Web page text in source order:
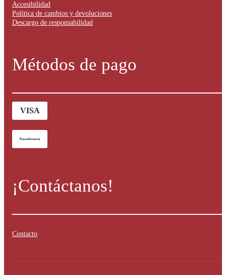
Accesibilidad
Política de cambios y devoluciones
Descargo de responsabilidad
Métodos de pago
VISA
Transferencia
¡Contáctanos!
Contacto